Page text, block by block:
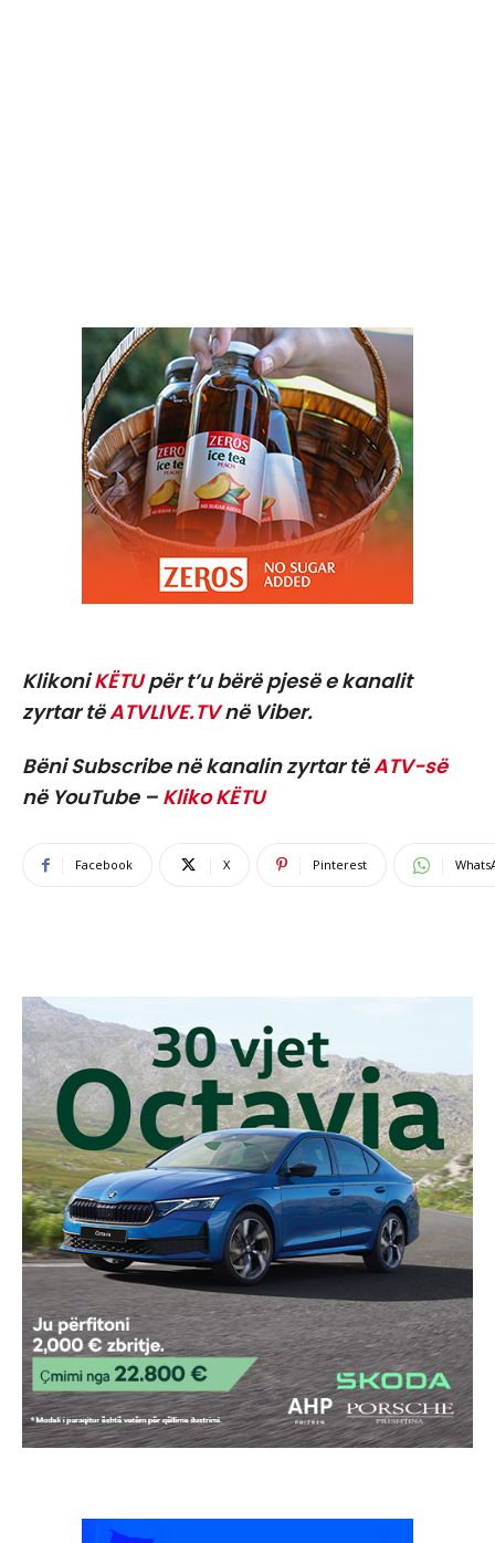
KlikoniKËTUpër t’u bërë pjesë e kanalit
zyrtar tëATVLIVE.TVnë Viber.
Bëni Subscribe në kanalin zyrtar tëATV-së
në YouTube – Kliko KËTU
Facebook X Pinterest